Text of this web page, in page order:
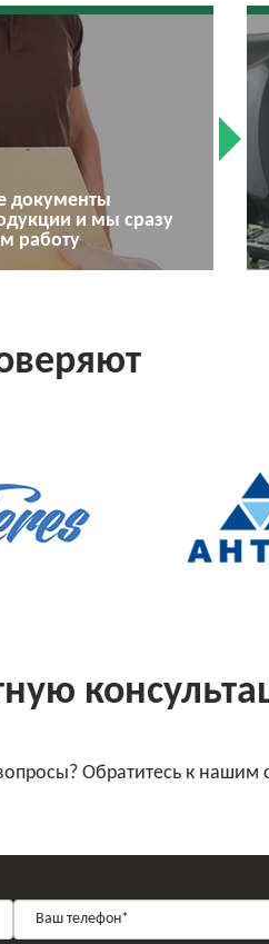
документы
и мы сразу
работу
Обратитесь к нашим